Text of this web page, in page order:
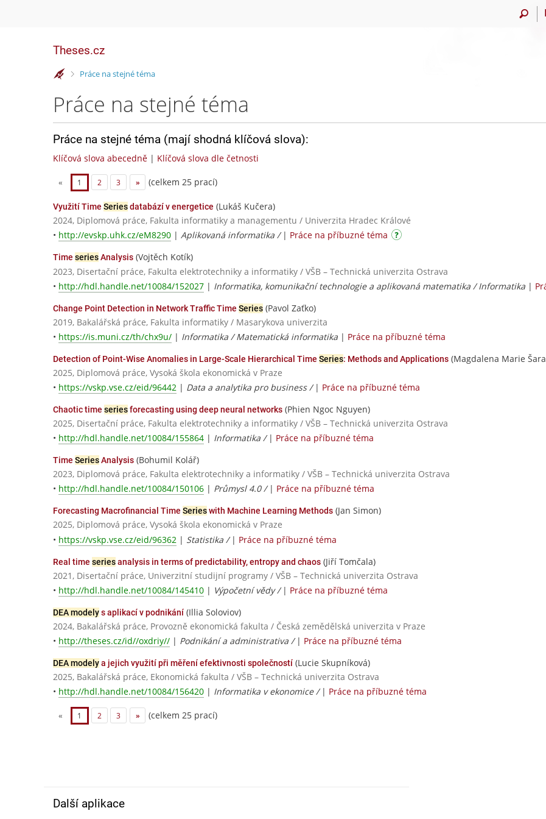
Theses.cz
>Práce na stejné téma
Práce na stejné téma
Práce na stejné téma (mají shodná klíčová slova):
Klíčová slova abecedně | Klíčová slova dle četnosti
« 1 2 3 » (celkem 25 prací)
Využití Time Seriesdatabází v energetice (Lukáš Kučera)
2024, Diplomová práce, Fakulta informatiky a managementu / Univerzita Hradec Králové
• http://evskp.uhk.cz/eM8290 | Aplikovaná informatika / | Práce na příbuzné téma
Time seriesAnalysis (Vojtěch Kotík)
2023, Disertační práce, Fakulta elektrotechniky a informatiky / VŠB – Technická univerzita Ostrava
• http://hdl.handle.net/10084/152027 | Informatika, komunikační technologie a aplikovaná matematika / Informatika |
Change Point Detection in Network Traffic Time Series (Pavol Zaťko)
2019, Bakalářská práce, Fakulta informatiky / Masarykova univerzita
• https://is.muni.cz/th/chx9u/ | Informatika / Matematická informatika | Práce na příbuzné téma
Detection of Point-Wise Anomalies in Large-Scale Hierarchical Time Series: Methods and Applications (Magdalena Marie
2025, Diplomová práce, Vysoká škola ekonomická v Praze
• https://vskp.vse.cz/eid/96442 | Data a analytika pro business / | Práce na příbuzné téma
Chaotic time seriesforecasting using deep neural networks (Phien Ngoc Nguyen)
2025, Disertační práce, Fakulta elektrotechniky a informatiky / VŠB – Technická univerzita Ostrava
• http://hdl.handle.net/10084/155864 | Informatika / | Práce na příbuzné téma
Time SeriesAnalysis (Bohumil Kolář)
2023, Diplomová práce, Fakulta elektrotechniky a informatiky / VŠB – Technická univerzita Ostrava
• http://hdl.handle.net/10084/150106 | Průmysl 4.0 / | Práce na příbuzné téma
Forecasting Macrofinancial Time Serieswith Machine Learning Methods (Jan Simon)
2025, Diplomová práce, Vysoká škola ekonomická v Praze
• https://vskp.vse.cz/eid/96362 | Statistika / | Práce na příbuzné téma
Real time seriesanalysis in terms of predictability, entropy and chaos (Jiří Tomčala)
2021, Disertační práce, Univerzitní studijní programy / VŠB – Technická univerzita Ostrava
• http://hdl.handle.net/10084/145410 | Výpočetní vědy / | Práce na příbuzné téma
DEA modelys aplikací v podnikání (Illia Soloviov)
2024, Bakalářská práce, Provozně ekonomická fakulta / Česká zemědělská univerzita v Praze
• http://theses.cz/id//oxdriy// | Podnikání a administrativa / | Práce na příbuzné téma
DEA modelya jejich využití při měření efektivnosti společností (Lucie Skupníková)
2025, Bakalářská práce, Ekonomická fakulta / VŠB – Technická univerzita Ostrava
• http://hdl.handle.net/10084/156420 | Informatika v ekonomice / | Práce na příbuzné téma
« 1 2 3 » (celkem 25 prací)
Další aplikace